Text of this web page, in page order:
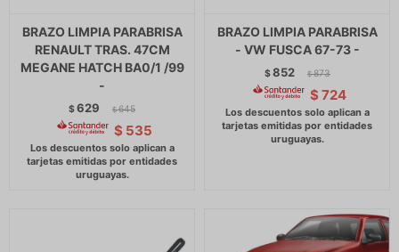
BRAZO LIMPIA PARABRISA
RENAULT TRAS. 47CM
MEGANE HATCH BA0/1 /99
-
$629 $ 645
$ 535
BRAZO LIMPIA PARABRISA
- VW FUSCA 67-73 -
$852 $ 873
$ 724